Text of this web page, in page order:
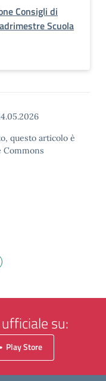
Consigli di
Scuola
questo articolo è
Commons
su:
Play Store